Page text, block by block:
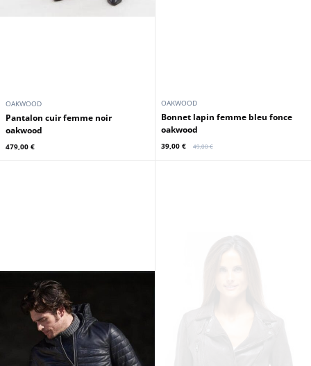
OAKWOOD
Pantalon cuir femme noir
oakwood
479,00 €
OAKWOOD
bonnet lapin femme bleu fonce
oakwood
39,00 € 49,00 €